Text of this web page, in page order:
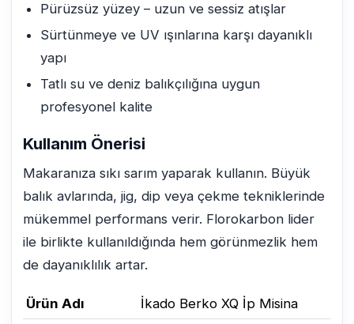
Pürüzsüz yüzey – uzun ve sessiz atışlar
Sürtünmeye ve UV ışınlarına karşı dayanıklı
yapı
Tatlı su ve deniz balıkçılığına uygun
profesyonel kalite
Kullanım Önerisi
Makaranıza sıkı sarım yaparak kullanın. Büyük
balık avlarında, jig, dip veya çekme tekniklerinde
mükemmel performans verir. Florokarbon lider
ile birlikte kullanıldığında hem görünmezlik hem
de dayanıklılık artar.
Ürün Adı
İkado Berko XQ İp Misina